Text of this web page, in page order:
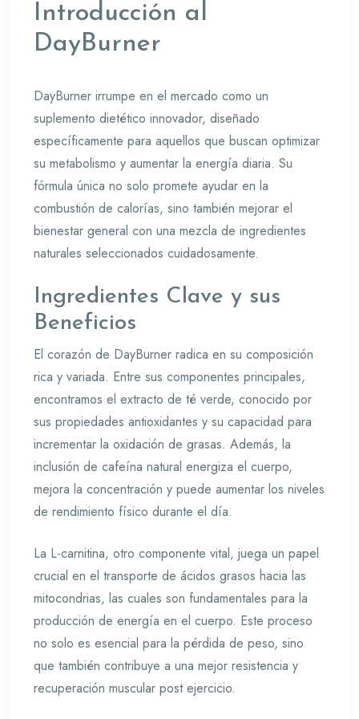
Introducción al
DayBurner
DayBurner irrumpe en el mercado como un
suplemento dietético innovador, diseñado
específicamente para aquellos que buscan optimizar
su metabolismo y aumentar la energía diaria. Su
fórmula única no solo promete ayudar en la
combustión de calorías, sino también mejorar el
bienestar general con una mezcla de ingredientes
naturales seleccionados cuidadosamente.
Ingredientes Clave y sus
Beneficios
El corazón de DayBurner radica en su composición
rica y variada. Entre sus componentes principales,
encontramos el extracto de té verde, conocido por
sus propiedades antioxidantes y su capacidad para
incrementar la oxidación de grasas. Además, la
inclusión de cafeína natural energiza el cuerpo,
mejora la concentración y puede aumentar los niveles
de rendimiento físico durante el día.
La L-carnitina, otro componente vital, juega un papel
crucial en el transporte de ácidos grasos hacia las
mitocondrias, las cuales son fundamentales para la
producción de energía en el cuerpo. Este proceso
no solo es esencial para la pérdida de peso, sino
que también contribuye a una mejor resistencia y
recuperación muscular post ejercicio.